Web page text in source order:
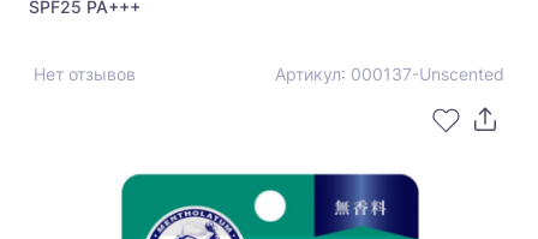
SPF25 PA+++
Нет отзывов Артикул: 000137-Unscented